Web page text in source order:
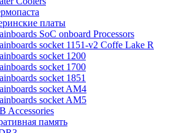
платы
SoC onboard Processors
socket 1151-v2 Coffe Lake R
socket 1200
socket 1700
socket 1851
socket AM4
socket AM5
Accessories
память